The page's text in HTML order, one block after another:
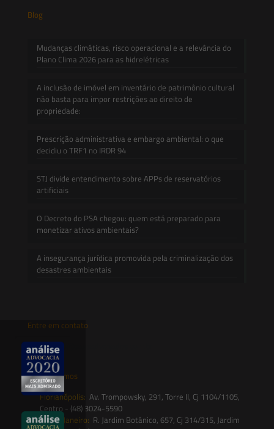
Blog
Mudanças climáticas, risco operacional e a relevância do
Plano Clima 2026 para as hidrelétricas
A inclusão de imóvel em inventário de patrimônio cultural
não basta para impor restrições ao direito de
propriedade:
Prescrição administrativa e embargo ambiental: o que
decidiu o TRF1 no IRDR 94
STJ divide entendimento sobre APPs de reservatórios
artificiais
O Decreto do PSA chegou: quem está preparado para
monetizar ativos ambientais?
A insegurança jurídica promovida pela criminalização dos
desastres ambientais
Entre em contato
contato@saesadvogados.com.br
Onde estamos
Florianópolis: Av. Trompowsky, 291, Torre II, Cj 1104/1105,
Centro - (48) 3024-5590
Rio de Janeiro: R. Jardim Botânico, 657, Cj 314/315, Jardim